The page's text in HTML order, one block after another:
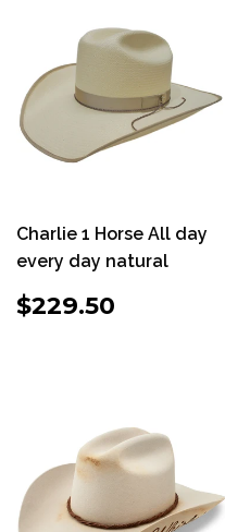
Charlie 1 Horse All day
every day natural
PRECIO
HABITUAL
$229.50